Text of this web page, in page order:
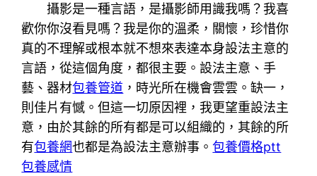
攝影是一種言語，是攝影師用識我嗎？我喜
歡你你沒看見嗎？我是你的溫柔，關懷，珍惜你
真的不理解或根本就不想來表達本身設法主意的
言語，從這個角度，都很主要。設法主意、手
藝、器材包養管道 ，時光所在機會雲雲。缺一，
則佳片有憾。但這一切原因裡，我更望重設法主
意，由於其餘的所有都是可以組織的，其餘的所
有包養網也都是為設法主意辦事。包養價格ptt
包養感情